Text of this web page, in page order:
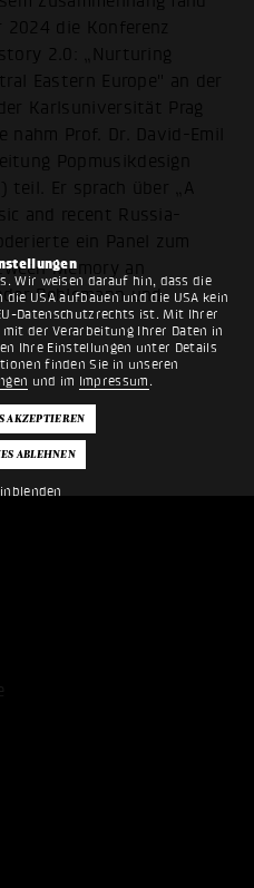
Wir weisen darauf hin, dass die
USA aufbauen und die USA kein
Datenschutzrechts ist. Mit Ihrer
der Verarbeitung Ihrer Daten in
Ihre Einstellungen unter Details
finden Sie in unseren
und im Impressum .
2024 die Konferenz
2.0: „Nurturing
Eastern Europe" an der
Karlsuniversität Prag
Prof. Dr. David-Emil
Popmusikdesign
teil. Er sprach über „A
and recent Russia-
ein Panel zum
Memory an
Pehlemann und